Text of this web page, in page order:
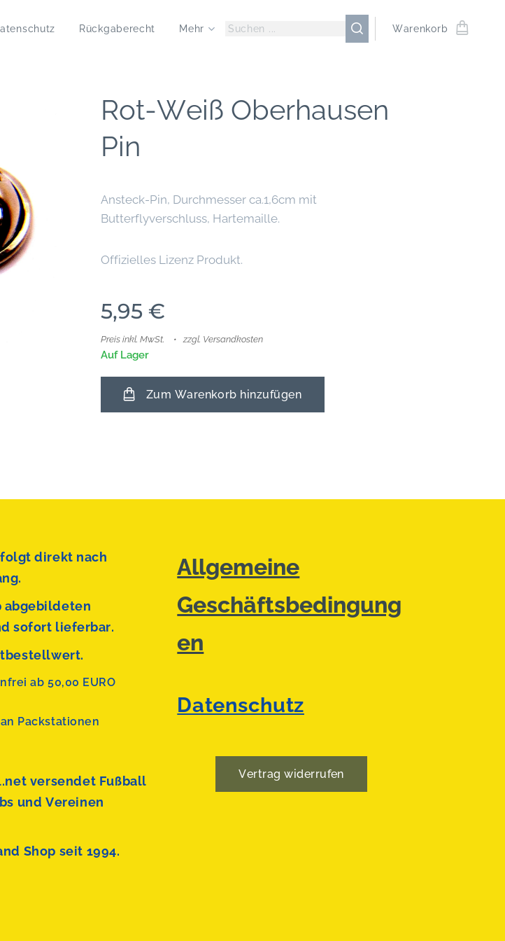
Rückgaberecht Mehr Warenkorb
Rot-Weiß Oberhausen
Pin
Ansteck-Pin, Durchmesser ca.1,6cm mit
Butterflyverschluss, Hartemaille.
Offizielles Lizenz Produkt.
5,95 €
Preis inkl. MwSt. zzgl. Versandkosten
Auf Lager
Zum Warenkorb hinzufügen
direkt nach
abgebildeten
sofort lieferbar.
ab 50,00 EURO
Packstationen
versendet Fußball
und Vereinen
Shop seit 1994.
Allgemeine
Geschäftsbedingung
en
Datenschutz
Vertrag widerrufen